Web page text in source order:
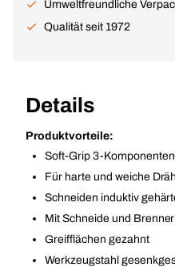
Umweltfreundliche
Qualität seit 1972
Details
Produktvorteile:
Soft-Grip 3-
Für harte und weiche
Schneiden induktiv
Mit Schneide und
Greifflächen gezahnt
Werkzeugstahl